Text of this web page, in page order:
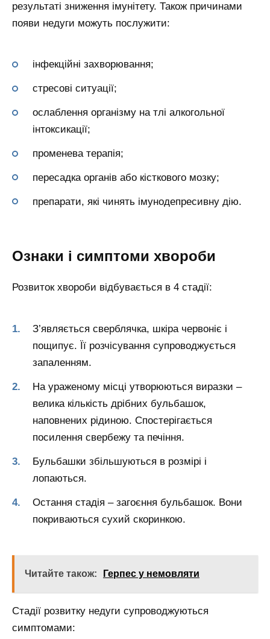
результаті зниження імунітету. Також причинами
появи недуги можуть послужити:
інфекційні захворювання;
стресові ситуації;
ослаблення організму на тлі алкогольної
інтоксикації;
променева терапія;
пересадка органів або кісткового мозку;
препарати, які чинять імунодепресивну дію.
Ознаки і симптоми хвороби
Розвиток хвороби відбувається в 4 стадії:
З’являється сверблячка, шкіра червоніє і
пощипує. Її розчісування супроводжується
запаленням.
На ураженому місці утворюються виразки –
велика кількість дрібних бульбашок,
наповнених рідиною. Спостерігається
посилення свербежу та печіння.
Бульбашки збільшуються в розмірі і
лопаються.
Остання стадія – загоєння бульбашок. Вони
покриваються сухий скоринкою.
Читайте також: Герпес у немовляти
Стадії розвитку недуги супроводжуються
симптомами: